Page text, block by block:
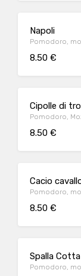
Napoli
Pomodoro,
8.50 €
Cipolle di
Pomodoro,
8.50 €
Cacio
Pomodoro,
8.50 €
Spalla Cotta
Pomodoro,